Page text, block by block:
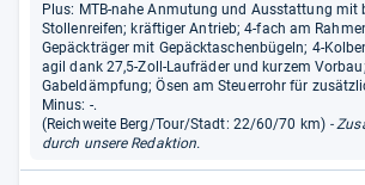
Plus: MTB-nahe Anmutung und Ausstattung mit
Stollenreifen; kräftiger Antrieb; 4-fach am
Gepäckträger mit Gepäcktaschenbügeln; 4-
agil dank 27,5-Zoll-Laufräder und kurzem
Gabeldämpfung; Ösen am Steuerrohr für
Minus: -.
(Reichweite Berg/Tour/Stadt: 22/60/70 km)-
durch unsere Redaktion.